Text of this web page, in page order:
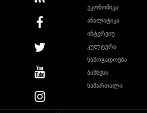
ეკონომიკა
ანალიტიკა
ინტერვიუ
კულტურა
საზოგადოება
ბიზნესი
სამართალი